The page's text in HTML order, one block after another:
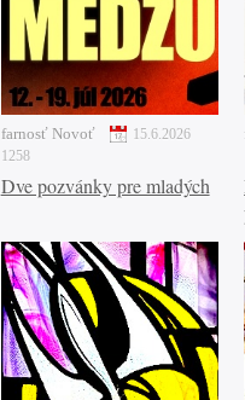
farnosť Novoť
15.6.2026
1258
Dve pozvánky pre mladých